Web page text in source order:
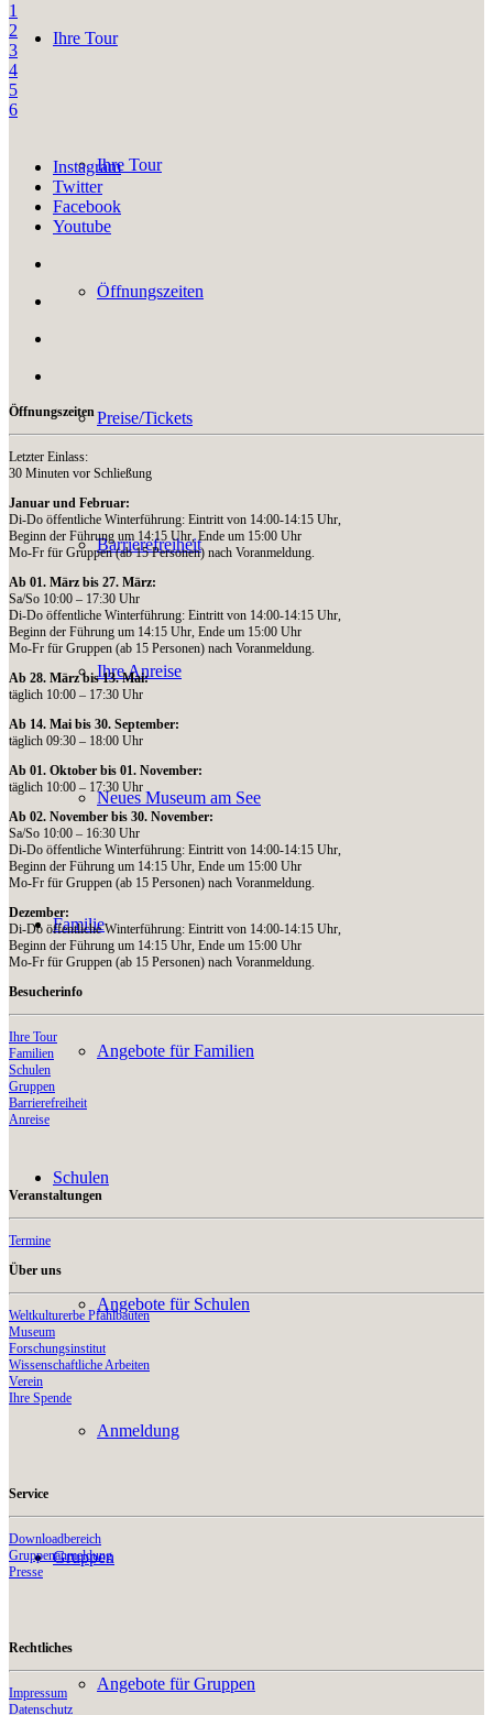
Ihre Tour
Ihre Tour
Öffnungszeiten
Preise/Tickets
Barrierefreiheit
Ihre Anreise
Neues Museum am See
Familie
Angebote für Familien
Schulen
Angebote für Schulen
Anmeldung
Gruppen
Angebote für Gruppen
1
2
3
4
5
6
Instagram
Twitter
Facebook
Youtube
Öffnungszeiten
Letzter Einlass:
30 Minuten vor Schließung
Januar und Februar:
Di-Do öffentliche Winterführung: Eintritt von 14:00-14:15 Uhr,
Beginn der Führung um 14:15 Uhr, Ende um 15:00 Uhr
Mo-Fr für Gruppen (ab 15 Personen) nach Voranmeldung.
Ab 01. März bis 27. März:
Sa/So 10:00 – 17:30 Uhr
Di-Do öffentliche Winterführung: Eintritt von 14:00-14:15 Uhr,
Beginn der Führung um 14:15 Uhr, Ende um 15:00 Uhr
Mo-Fr für Gruppen (ab 15 Personen) nach Voranmeldung.
Ab 28. März bis 13. Mai:
täglich 10:00 – 17:30 Uhr
Ab 14. Mai bis 30. September:
täglich 09:30 – 18:00 Uhr
Ab 01. Oktober bis 01. November:
täglich 10:00 – 17:30 Uhr
Ab 02. November bis 30. November:
Sa/So 10:00 – 16:30 Uhr
Di-Do öffentliche Winterführung: Eintritt von 14:00-14:15 Uhr,
Beginn der Führung um 14:15 Uhr, Ende um 15:00 Uhr
Mo-Fr für Gruppen (ab 15 Personen) nach Voranmeldung.
Dezember:
Di-Do öffentliche Winterführung: Eintritt von 14:00-14:15 Uhr,
Beginn der Führung um 14:15 Uhr, Ende um 15:00 Uhr
Mo-Fr für Gruppen (ab 15 Personen) nach Voranmeldung.
Besucherinfo
Ihre Tour
Familien
Schulen
Gruppen
Barrierefreiheit
Anreise
Veranstaltungen
Termine
Über uns
Weltkulturerbe Pfahlbauten
Museum
Forschungsinstitut
Wissenschaftliche Arbeiten
Verein
Ihre Spende
Service
Downloadbereich
Gruppenanmeldung
Presse
Rechtliches
Impressum
Datenschutz